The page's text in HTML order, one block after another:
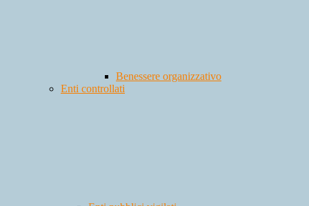
Benessere organizzativo
Enti controllati